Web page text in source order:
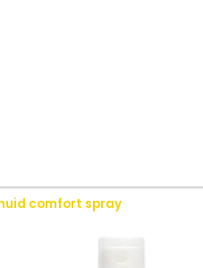
comfort spray